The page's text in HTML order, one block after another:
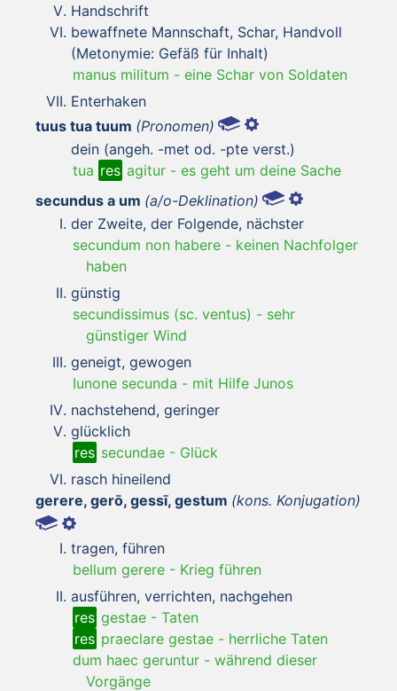
Handschrift
bewaffnete Mannschaft, Schar, Handvoll
(Metonymie: Gefäß für Inhalt)
manus militum - eine Schar von Soldaten
Enterhaken
tuus tua tuum (Pronomen)
dein (angeh. -met od. -pte verst.)
tua res agitur - es geht um deine Sache
secundus a um (a/o-Deklination)
der Zweite, der Folgende, nächster
secundum non habere - keinen Nachfolger
haben
günstig
secundissimus (sc. ventus) - sehr
günstiger Wind
geneigt, gewogen
Iunone secunda - mit Hilfe Junos
nachstehend, geringer
glücklich
res secundae - Glück
rasch hineilend
gerere, gerō, gessī, gestum (kons. Konjugation)
tragen, führen
bellum gerere - Krieg führen
ausführen, verrichten, nachgehen
res gestae - Taten
res praeclare gestae - herrliche Taten
dum haec geruntur - während dieser
Vorgänge